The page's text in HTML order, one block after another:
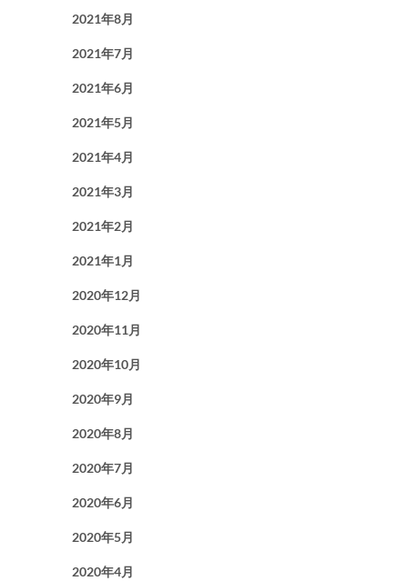
2021年8月
2021年7月
2021年6月
2021年5月
2021年4月
2021年3月
2021年2月
2021年1月
2020年12月
2020年11月
2020年10月
2020年9月
2020年8月
2020年7月
2020年6月
2020年5月
2020年4月